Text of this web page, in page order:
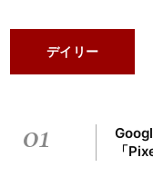
デイリー
01
「